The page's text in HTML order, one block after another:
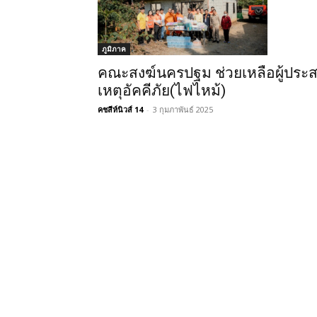
ภูมิภาค
คณะสงฆ์นครปฐม ช่วยเหลือผู้ประ
เหตุอัคคีภัย(ไฟไหม้)
คชสีห์นิวส์ 14 - 3 กุมภาพันธ์ 2025